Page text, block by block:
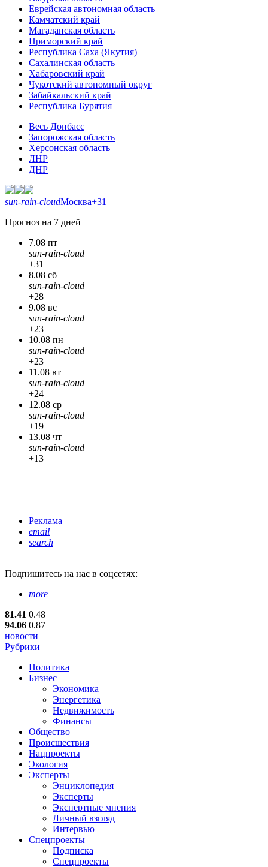
Еврейская автономная область
Камчатский край
Магаданская область
Приморский край
Республика Саха (Якутия)
Сахалинская область
Хабаровский край
Чукотский автономный округ
Забайкальский край
Республика Бурятия
Весь Донбасс
Запорожская область
Херсонская область
ЛНР
ДНР
sun-rain-cloudМосква+31
Прогноз на 7 дней
7.08 пт
sun-rain-cloud
+31
8.08 сб
sun-rain-cloud
+28
9.08 вс
sun-rain-cloud
+23
10.08 пн
sun-rain-cloud
+23
11.08 вт
sun-rain-cloud
+24
12.08 ср
sun-rain-cloud
+19
13.08 чт
sun-rain-cloud
+13
Реклама
email
search
Подпишитесь на нас в соцсетях:
more
81.41 0.48
94.06 0.87
новости
Рубрики
Политика
Бизнес
Экономика
Энергетика
Недвижимость
Финансы
Общество
Происшествия
Нацпроекты
Экология
Эксперты
Энциклопедия
Эксперты
Экспертные мнения
Личный взгляд
Интервью
Спецпроекты
Подписка
Спецпроекты